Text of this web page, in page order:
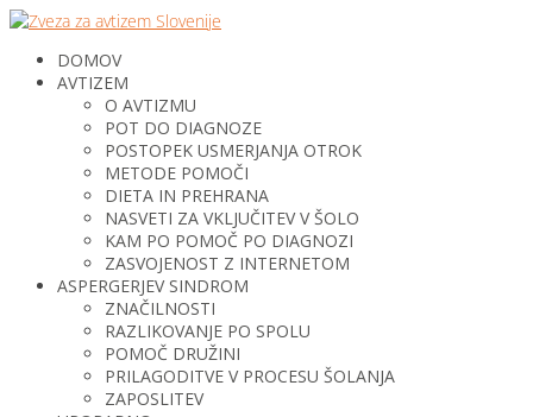
DOMOV
AVTIZEM
O AVTIZMU
POT DO DIAGNOZE
POSTOPEK USMERJANJA OTROK
METODE POMOČI
DIETA IN PREHRANA
NASVETI ZA VKLJUČITEV V ŠOLO
KAM PO POMOČ PO DIAGNOZI
ZASVOJENOST Z INTERNETOM
ASPERGERJEV SINDROM
ZNAČILNOSTI
RAZLIKOVANJE PO SPOLU
POMOČ DRUŽINI
PRILAGODITVE V PROCESU ŠOLANJA
ZAPOSLITEV